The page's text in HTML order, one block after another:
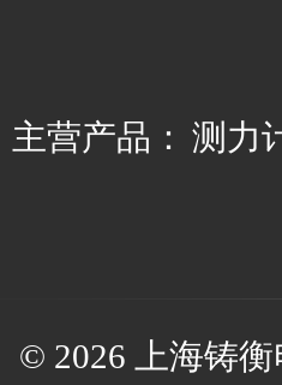
主营产品： 测力
© 2026 上海铸